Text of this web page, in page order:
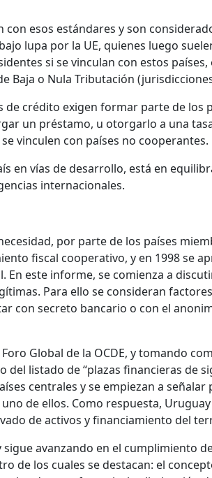
esos estándares y son
lupa por la UE, quienes luego
si se vinculan con estos países,
Baja o Nula Tributación (jurisdicciones
crédito exigen formar parte de los
un préstamo, u otorgarlo a una
vinculen con países no cooperantes.
en vías de desarrollo, está en
internacionales.
por parte de los países
fiscal cooperativo, y en 1998 se
este informe, se comienza a
Para ello se consideran
con secreto bancario o con el
Global de la OCDE, y tomando
listado de “plazas financieras de
centrales y se empiezan a señalar
de ellos. Como respuesta, Uruguay
de activos y financiamiento del
avanzando en el cumplimiento
de los cuales se destacan: el